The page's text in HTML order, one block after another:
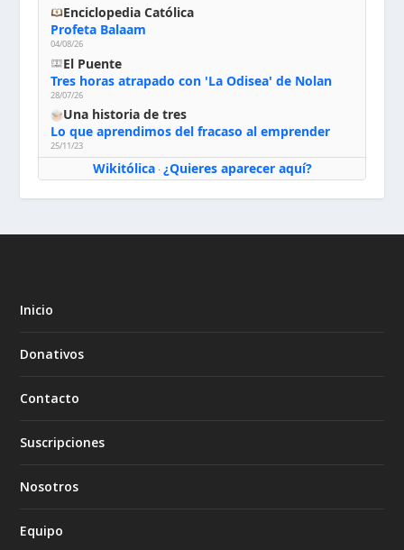
Enciclopedia Católica
Profeta Balaam
04/08/26
El Puente
Tres horas atrapado con 'La Odisea' de Nolan
28/07/26
Una historia de tres
Lo que aprendimos del fracaso al emprender
25/11/23
Wikitólica· ¿Quieres aparecer aquí?
Inicio
Donativos
Contacto
Suscripciones
Nosotros
Equipo